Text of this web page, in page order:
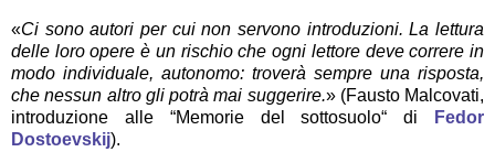
«Ci sono autori per cui non servono introduzioni. La lettura
delle loro opere è un rischio che ogni lettore deve correre in
modo individuale, autonomo: troverà sempre una risposta,
che nessun altro gli potrà mai suggerire.» (Fausto Malcovati,
introduzione alle “Memorie del sottosuolo“ di
Fedor
Dostoevskij).